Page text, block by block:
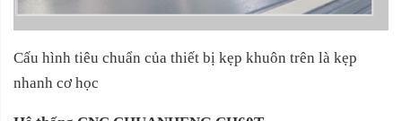
Cấu hình tiêu chuẩn của thiết bị kẹp khuôn trên là kẹp
nhanh cơ học